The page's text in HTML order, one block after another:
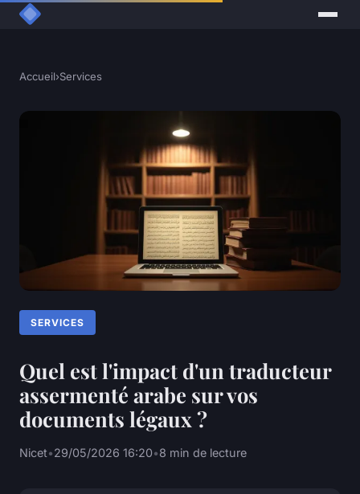
Accueil›Services
SERVICES
Quel est l'impact d'un traducteur
assermenté arabe sur vos
documents légaux ?
Nicet•29/05/2026 16:20•8 min de lecture